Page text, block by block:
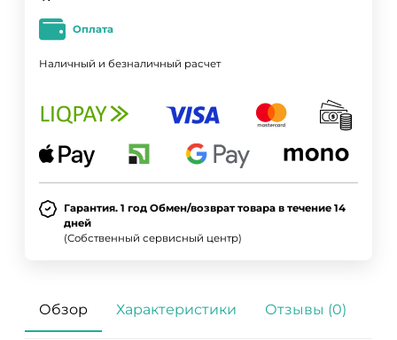
Оплата
Наличный и безналичный расчет
Гарантия. 1 год Обмен/возврат товара в течение 14
дней
(Собственный сервисный центр)
Обзор Характеристики Отзывы (0)